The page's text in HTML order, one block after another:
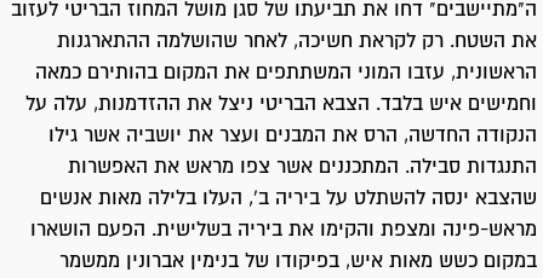
ה"מתיישבים" דחו את תביעתו של סגן מושל המחוז הבריטי לעזוב
את השטח. רק לקראת חשיכה, לאחר שהושלמה ההתארגנות
הראשונית, עזבו המוני המשתתפים את המקום בהותירם כמאה
וחמישים איש בלבד. הצבא הבריטי ניצל את ההזדמנות, עלה על
הנקודה החדשה, הרס את המבנים ועצר את יושביה אשר גילו
התנגדות סבילה. המתכננים אשר צפו מראש את האפשרות
שהצבא ינסה להשתלט על ביריה ב', העלו בלילה מאות אנשים
מראש-פינה ומצפת והקימו את ביריה בשלישית. הפעם הושארו
במקום כשש מאות איש, בפיקודו של בנימין אברונין ממשמר